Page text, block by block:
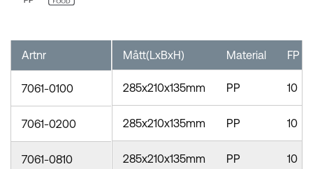
Mått(LxBxH) Material FP
285x210x135mm PP 10
285x210x135mm PP 10
285x210x135mm PP 10
Artnr
7061-0100
7061-0200
7061-0810